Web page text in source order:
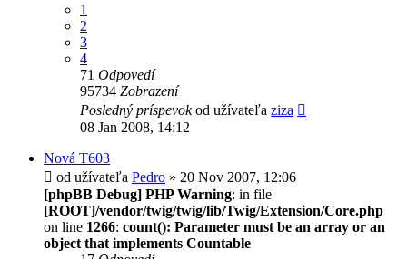
1
2
3
4
71 Odpovedí
95734 Zobrazení
Posledný príspevokod užívateľa ziza
08 Jan 2008, 14:12
Nová T603
od užívateľa Pedro » 20 Nov 2007, 12:06
[phpBB Debug] PHP Warning: in file
[ROOT]/vendor/twig/twig/lib/Twig/Extension/Core.php
on line 1266: count(): Parameter must be an array or an
object that implements Countable